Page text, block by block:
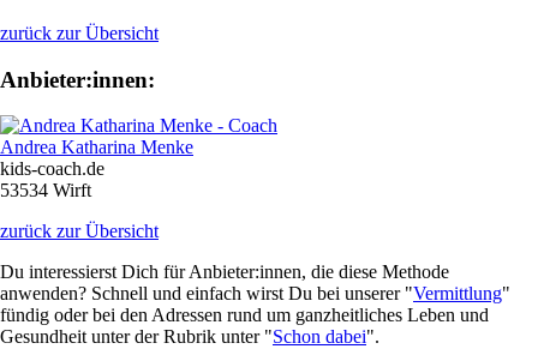
zurück zur Übersicht
Anbieter:innen:
Andrea Katharina Menke
kids-coach.de
53534 Wirft
zurück zur Übersicht
Du interessierst Dich für Anbieter:innen, die diese Methode
anwenden? Schnell und einfach wirst Du bei unserer "Vermittlung"
fündig oder bei den Adressen rund um ganzheitliches Leben und
Gesundheit unter der Rubrik unter "Schon dabei".